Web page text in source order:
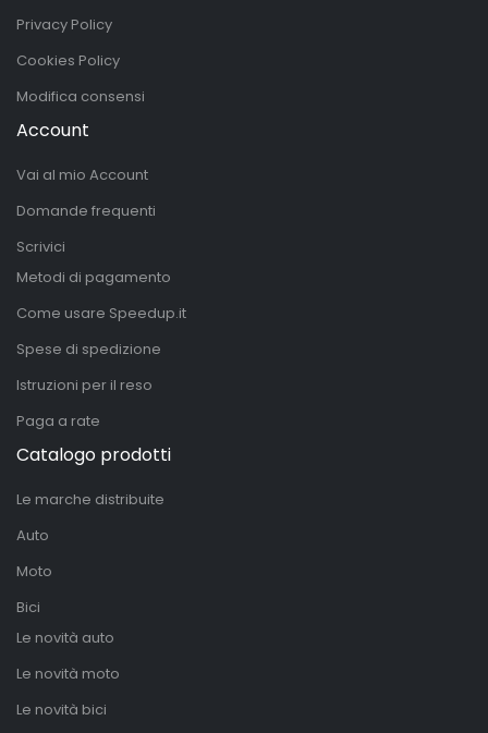
Privacy Policy
Cookies Policy
Modifica consensi
Account
Vai al mio Account
Domande frequenti
Scrivici
Metodi di pagamento
Come usare Speedup.it
Spese di spedizione
Istruzioni per il reso
Paga a rate
Catalogo prodotti
Le marche distribuite
Auto
Moto
Bici
Le novità auto
Le novità moto
Le novità bici